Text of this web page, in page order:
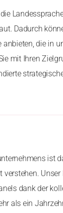
Dadurch
die in
mit Ihren
ist
verstehen.
dank der
als ein